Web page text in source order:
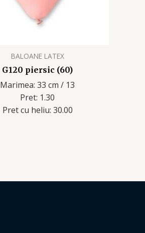
BALOANE LATEX
G120 piersic (60)
Marimea: 33 cm / 13
Pret: 1.30
Pret cu heliu: 30.00